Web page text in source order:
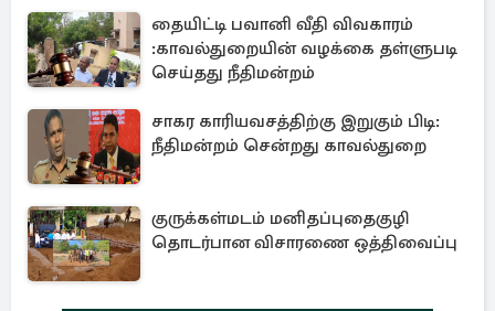
தையிட்டி பவானி வீதி விவகாரம்
:காவல்துறையின் வழக்கை தள்ளுபடி
செய்தது நீதிமன்றம்
சாகர காரியவசத்திற்கு இறுகும் பிடி:
நீதிமன்றம் சென்றது காவல்துறை
குருக்கள்மடம் மனிதப்புதைகுழி
தொடர்பான விசாரணை ஒத்திவைப்பு